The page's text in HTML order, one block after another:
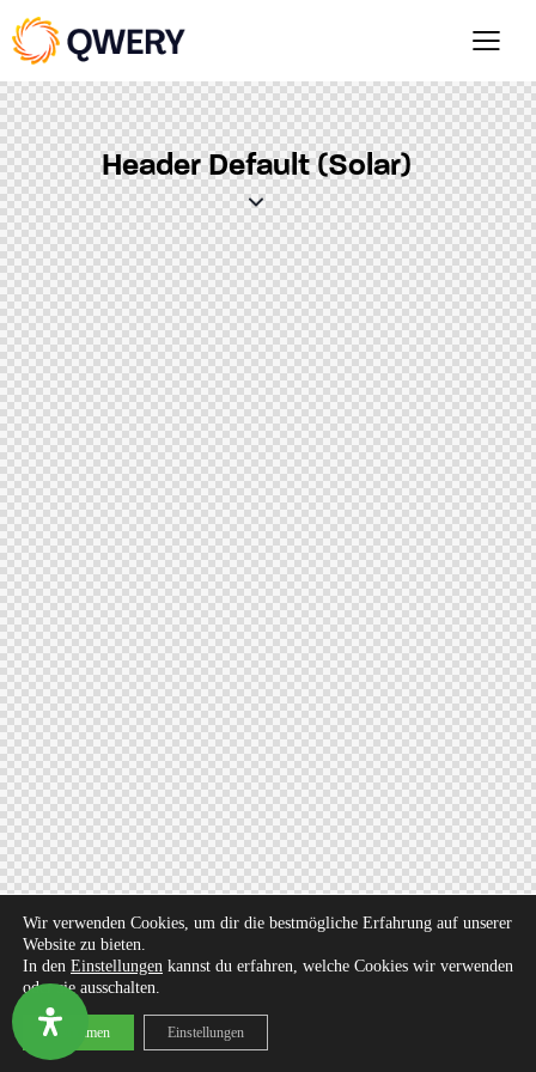
Header Default (Solar)
Wir verwenden Cookies, um dir die bestmögliche Erfahrung auf unserer
Website zu bieten.
In den Einstellungen kannst du erfahren, welche Cookies wir verwenden
oder sie ausschalten.
Zustimmen Einstellungen